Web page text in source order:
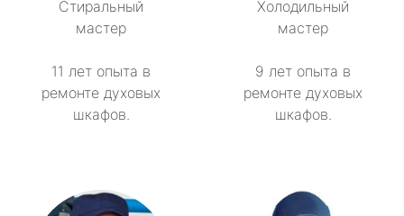
Стиральный
мастер
11 лет опыта в
ремонте духовых
шкафов.
Холодильный
мастер
9 лет опыта в
ремонте духовых
шкафов.